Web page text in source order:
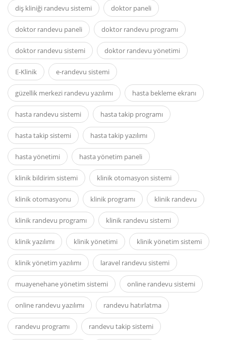
diş kliniği randevu sistemi doktor paneli
doktor randevu paneli doktor randevu programı
doktor randevu sistemi doktor randevu yönetimi
E-Klinik e-randevu sistemi
güzellik merkezi randevu yazılımı hasta bekleme ekranı
hasta randevu sistemi hasta takip programı
hasta takip sistemi hasta takip yazılımı
hasta yönetimi hasta yönetim paneli
klinik bildirim sistemi klinik otomasyon sistemi
klinik otomasyonu klinik programı klinik randevu
klinik randevu programı klinik randevu sistemi
klinik yazılımı klinik yönetimi klinik yönetim sistemi
klinik yönetim yazılımı laravel randevu sistemi
muayenehane yönetim sistemi online randevu sistemi
online randevu yazılımı randevu hatırlatma
randevu programı randevu takip sistemi